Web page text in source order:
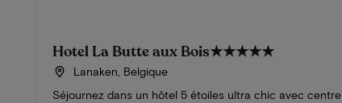
Hotel La Butte aux Bois★★★★★
Lanaken, Belgique
Séjournez dans un hôtel 5 étoiles ultra chic avec centre